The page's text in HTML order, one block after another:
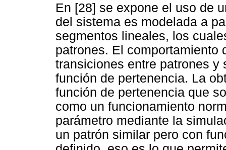
En [28] se expone el uso de
del sistema es modelada a
segmentos lineales, los
patrones. El comportamiento
transiciones entre patrones
función de pertenencia. La
función de pertenencia que
como un funcionamiento
parámetro mediante la
un patrón similar pero con